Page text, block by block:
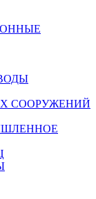
СООРУЖЕНИЙ